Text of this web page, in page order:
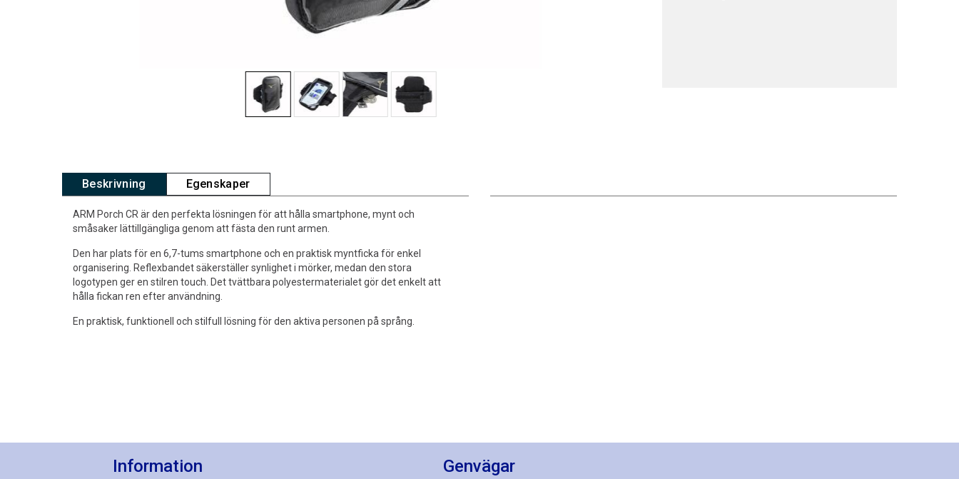
Beskrivning Egenskaper
ARM Porch CR är den perfekta lösningen för att hålla smartphone, mynt och
småsaker lättillgängliga genom att fästa den runt armen.
Den har plats för en 6,7-tums smartphone och en praktisk myntficka för enkel
organisering. Reflexbandet säkerställer synlighet i mörker, medan den stora
logotypen ger en stilren touch. Det tvättbara polyestermaterialet gör det enkelt att
hålla fickan ren efter användning.
En praktisk, funktionell och stilfull lösning för den aktiva personen på språng.
Information Genvägar